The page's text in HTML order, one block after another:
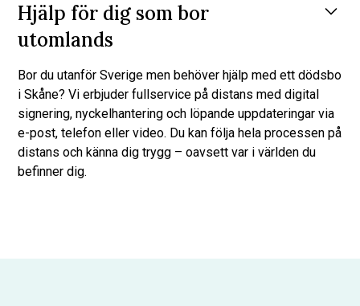
från hundratals dödsbon i bland annat:
Malmö
Lund
Helsingborg
Kristianstad
Trelleborg
Ängelholm
Ystad
Hjälp för dig som bor
utomlands
Bor du utanför Sverige men behöver hjälp med ett dödsbo
i Skåne? Vi erbjuder fullservice på distans med digital
signering, nyckelhantering och löpande uppdateringar via
e-post, telefon eller video. Du kan följa hela processen på
distans och känna dig trygg – oavsett var i världen du
befinner dig.